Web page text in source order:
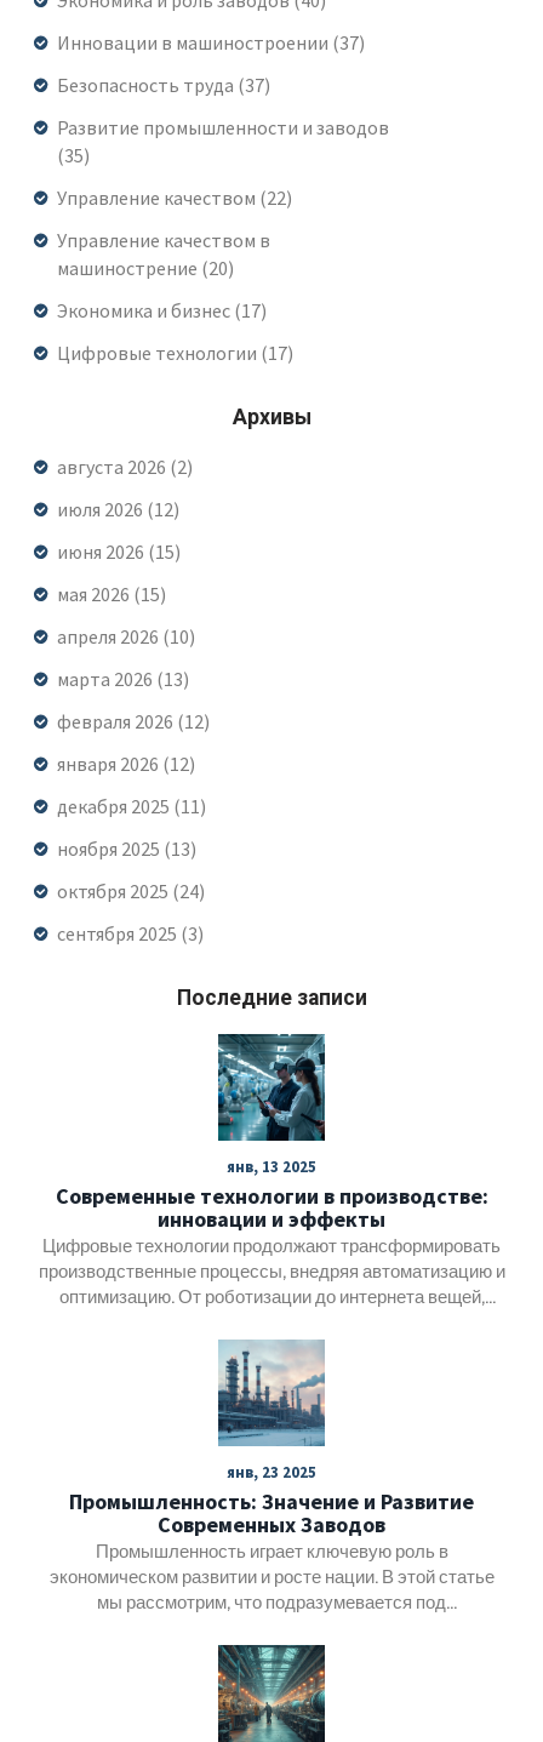
Инновации в машиностроении (37)
Безопасность труда (37)
Развитие промышленности и заводов
(35)
Управление качеством (22)
Управление качеством в
машинострение (20)
Экономика и бизнес (17)
Цифровые технологии (17)
Архивы
августа 2026 (2)
июля 2026 (12)
июня 2026 (15)
мая 2026 (15)
апреля 2026 (10)
марта 2026 (13)
февраля 2026 (12)
января 2026 (12)
декабря 2025 (11)
ноября 2025 (13)
октября 2025 (24)
сентября 2025 (3)
Последние записи
янв, 13 2025
Современные технологии в производстве:
инновации и эффекты
Цифровые технологии продолжают трансформировать
производственные процессы, внедряя автоматизацию и
оптимизацию. От роботизации до интернета вещей,
эффективность и снижать издержки. Данная статья
рассмотрит ключевые современные технологии в
производстве и то, как они меняют производственную
индустрию. Изучите примеры успешной интеграции и
полезные советы для развития вашего бизнеса.
Погрузитесь в мир индустрии 4.0 и узнайте, что ждет нас
в ближайшем будущем.
янв, 23 2025
Промышленность: Значение и Развитие
Современных Заводов
Промышленность играет ключевую роль в
экономическом развитии и росте нации. В этой статье
мы рассмотрим, что подразумевается под
развиваются в соответствии с новыми технологиями и
рыночными тенденциями. Мы обсудим различные типы
производства, инновации и влияние этих процессов на
общество. Вы узнаете о стратегии успешного развития